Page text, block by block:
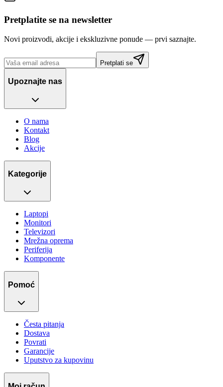
Pretplatite se na newsletter
Novi proizvodi, akcije i ekskluzivne ponude — prvi saznajte.
Pretplati se
Upoznajte nas
O nama
Kontakt
Blog
Akcije
Kategorije
Laptopi
Monitori
Televizori
Mrežna oprema
Periferija
Komponente
Pomoć
Česta pitanja
Dostava
Povrati
Garancije
Uputstvo za kupovinu